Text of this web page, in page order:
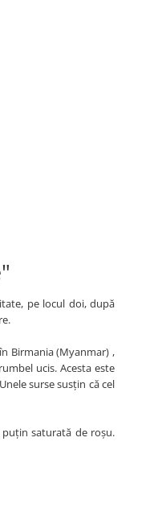
pe locul doi, după
Birmania (Myanmar) ,
ucis. Acesta este
surse susțin că cel
saturată de roșu.